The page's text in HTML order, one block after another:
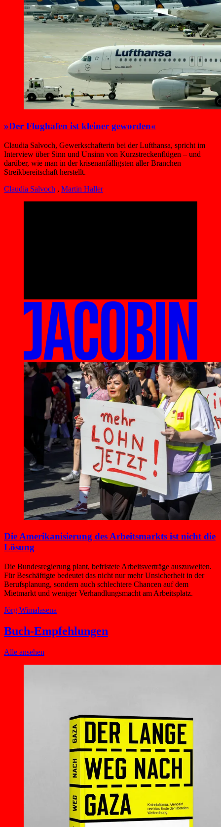
»Der Flughafen ist kleiner geworden«
Claudia Salvoch, Gewerkschafterin bei der Lufthansa, spricht im
Interview über Sinn und Unsinn von Kurzstreckenflügen – und
darüber, wie man in der krisenanfälligsten aller Branchen
Streikbereitschaft herstellt.
Claudia Salvoch , Martin Haller
Die Amerikanisierung des Arbeitsmarkts ist nicht die
Lösung
Die Bundesregierung plant, befristete Arbeitsverträge auszuweiten.
Für Beschäftigte bedeutet das nicht nur mehr Unsicherheit in der
Berufsplanung, sondern auch schlechtere Chancen auf dem
Mietmarkt und weniger Verhandlungsmacht am Arbeitsplatz.
Jörg Wimalasena
Buch-Empfehlungen
Alle ansehen